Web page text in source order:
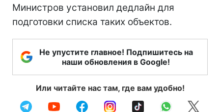
Министров установил дедлайн для
подготовки списка таких объектов.
Не упустите главное! Подпишитесь на
наши обновления в Google!
Или читайте нас там, где вам удобно!